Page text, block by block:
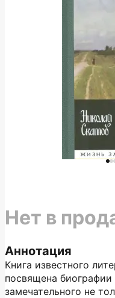
Аннотация
Книга известного
посвящена
замечательного не
Нет в